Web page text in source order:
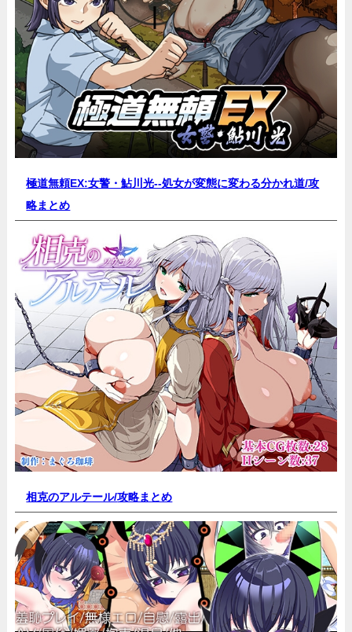
極道無頼EX:女警・鮎川光--処女が変態に変わる分かれ道/攻
略まとめ
相克のアルテール/攻略まとめ